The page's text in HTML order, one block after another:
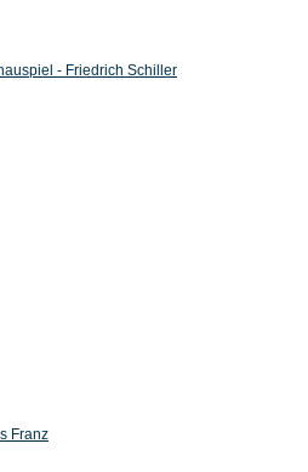
- Friedrich Schiller
Franz